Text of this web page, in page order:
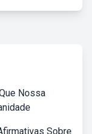
Nossa
Sobre